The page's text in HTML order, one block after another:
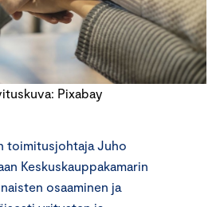
Pixabay
toimitusjohtaja Juho
Keskuskauppakamarin
osaaminen ja